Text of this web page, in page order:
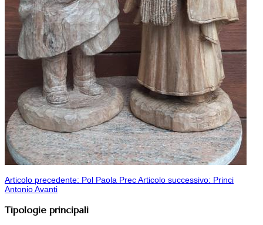
Articolo precedente: Pol Paola PrecArticolo successivo: Princi
AntonioAvanti
Tipologie principali